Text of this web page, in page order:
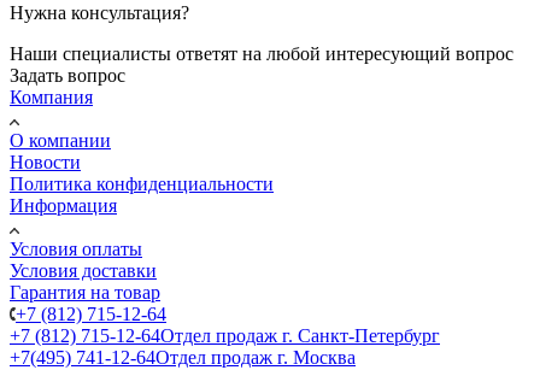
Нужна консультация?
Наши специалисты ответят на любой интересующий вопрос
Задать вопрос
Компания
О компании
Новости
Политика конфиденциальности
Информация
Условия оплаты
Условия доставки
Гарантия на товар
+7 (812) 715-12-64
+7 (812) 715-12-64Отдел продаж г. Санкт-Петербург
+7(495) 741-12-64Отдел продаж г. Москва